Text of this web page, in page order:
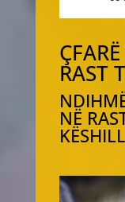
RAST
NË